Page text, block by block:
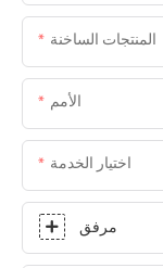
المنتجات الساخنة
الأمم
اختيار الخدمة
مرفق